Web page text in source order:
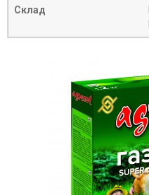
Склад